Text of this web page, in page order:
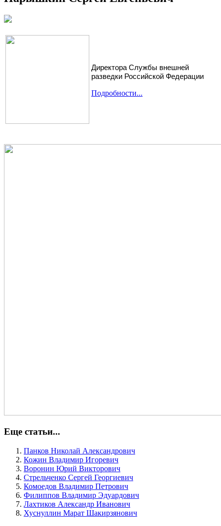
Директора Службы внешней
разведки Российской Федерации
Подробности...
Еще статьи...
Панков Николай Александрович
Кожин Владимир Игоревич
Воронин Юрий Викторович
Стрельченко Сергей Георгиевич
Комоедов Владимир Петрович
Филиппов Владимир Эдуардович
Лахтиков Александр Иванович
Хуснуллин Марат Шакирзянович